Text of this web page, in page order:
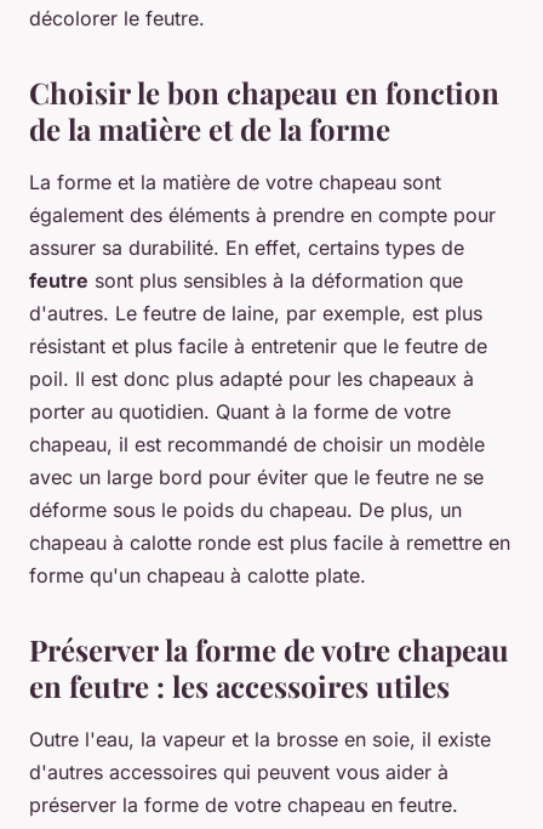
décolorer le feutre.
Choisir le bon chapeau en fonction
de la matière et de la forme
La forme et la matière de votre chapeau sont
également des éléments à prendre en compte pour
assurer sa durabilité. En effet, certains types de
feutre sont plus sensibles à la déformation que
d'autres. Le feutre de laine, par exemple, est plus
résistant et plus facile à entretenir que le feutre de
poil. Il est donc plus adapté pour les chapeaux à
porter au quotidien. Quant à la forme de votre
chapeau, il est recommandé de choisir un modèle
avec un large bord pour éviter que le feutre ne se
déforme sous le poids du chapeau. De plus, un
chapeau à calotte ronde est plus facile à remettre en
forme qu'un chapeau à calotte plate.
Préserver la forme de votre chapeau
en feutre : les accessoires utiles
Outre l'eau, la vapeur et la brosse en soie, il existe
d'autres accessoires qui peuvent vous aider à
préserver la forme de votre chapeau en feutre.